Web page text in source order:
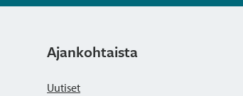
Ajankohtaista
Uutiset